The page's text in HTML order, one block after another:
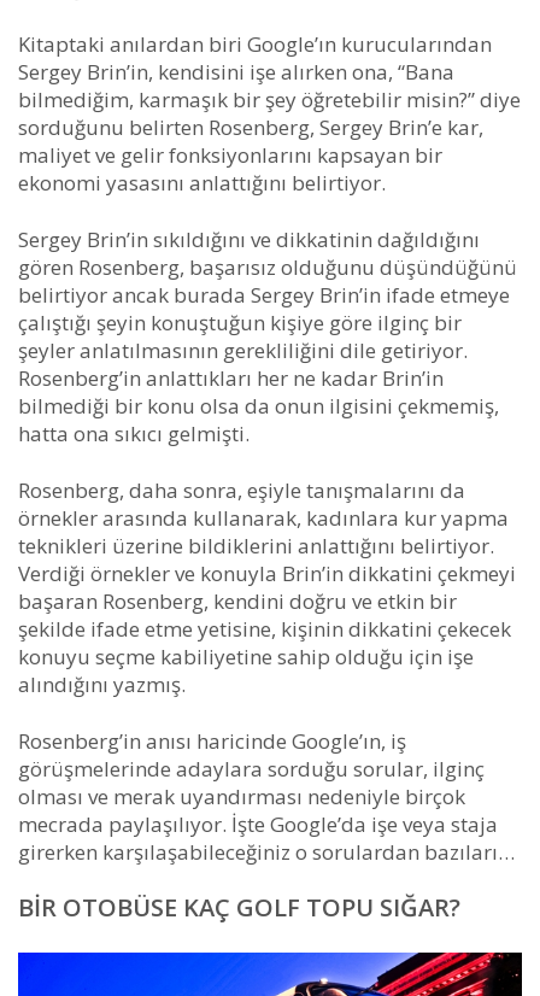
Kitaptaki anılardan biri Google’ın kurucularından
Sergey Brin’in, kendisini işe alırken ona, “Bana
bilmediğim, karmaşık bir şey öğretebilir misin?” diye
sorduğunu belirten Rosenberg, Sergey Brin’e kar,
maliyet ve gelir fonksiyonlarını kapsayan bir
ekonomi yasasını anlattığını belirtiyor.
Sergey Brin’in sıkıldığını ve dikkatinin dağıldığını
gören Rosenberg, başarısız olduğunu düşündüğünü
belirtiyor ancak burada Sergey Brin’in ifade etmeye
çalıştığı şeyin konuştuğun kişiye göre ilginç bir
şeyler anlatılmasının gerekliliğini dile getiriyor.
Rosenberg’in anlattıkları her ne kadar Brin’in
bilmediği bir konu olsa da onun ilgisini çekmemiş,
hatta ona sıkıcı gelmişti.
Rosenberg, daha sonra, eşiyle tanışmalarını da
örnekler arasında kullanarak, kadınlara kur yapma
teknikleri üzerine bildiklerini anlattığını belirtiyor.
Verdiği örnekler ve konuyla Brin’in dikkatini çekmeyi
başaran Rosenberg, kendini doğru ve etkin bir
şekilde ifade etme yetisine, kişinin dikkatini çekecek
konuyu seçme kabiliyetine sahip olduğu için işe
alındığını yazmış.
Rosenberg’in anısı haricinde Google’ın, iş
görüşmelerinde adaylara sorduğu sorular, ilginç
olması ve merak uyandırması nedeniyle birçok
mecrada paylaşılıyor. İşte Google’da işe veya staja
girerken karşılaşabileceğiniz o sorulardan bazıları…
BIR OTOBÜSE KAÇ GOLF TOPU SIĞAR?